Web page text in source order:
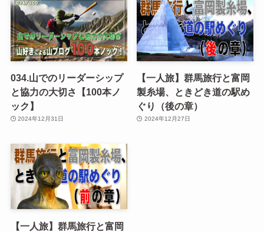
034.山でのリーダーシップ
と協力の大切さ【100本ノ
ック】
2024年12月31日
【一人旅】群馬旅行と富岡
製糸場、ときどき道の駅め
ぐり（後の章）
2024年12月27日
【一人旅】群馬旅行と富岡